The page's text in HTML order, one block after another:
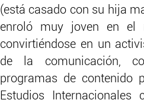
(está casado con su hija
enroló muy joven en el
convirtiéndose en un
de la comunicación,
programas de contenido
Estudios